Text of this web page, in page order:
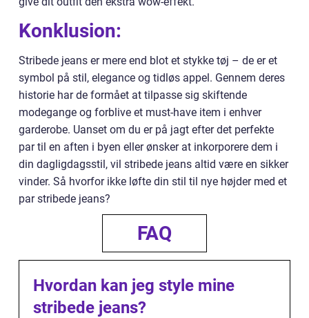
Konklusion:
Stribede jeans er mere end blot et stykke tøj – de er et
symbol på stil, elegance og tidløs appel. Gennem deres
historie har de formået at tilpasse sig skiftende
modegange og forblive et must-have item i enhver
garderobe. Uanset om du er på jagt efter det perfekte
par til en aften i byen eller ønsker at inkorporere dem i
din dagligdagsstil, vil stribede jeans altid være en sikker
vinder. Så hvorfor ikke løfte din stil til nye højder med et
par stribede jeans?
FAQ
Hvordan kan jeg style mine
stribede jeans?